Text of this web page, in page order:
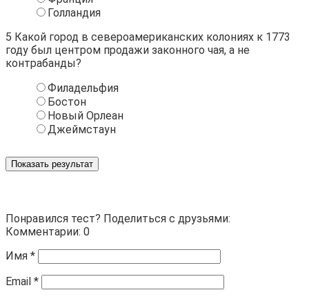
Голландия
5 Какой город в североамериканских колониях к 1773
году был центром продажи законного чая, а не
контрабанды?
Филадельфия
Бостон
Новый Орлеан
Джеймстаун
Показать результат
Понравился тест? Поделиться с друзьями:
Комментарии: 0
Имя *
Email *